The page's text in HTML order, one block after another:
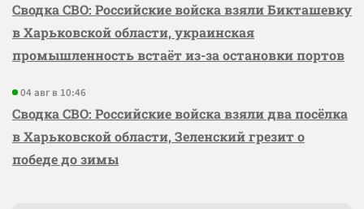
Сводка СВО: Российские войска взяли Бикташевку
в Харьковской области, украинская
промышленность встаёт из-за остановки портов
04 авг в 10:46
Сводка СВО: Российские войска взяли два посёлка
в Харьковской области, Зеленский грезит о
победе до зимы